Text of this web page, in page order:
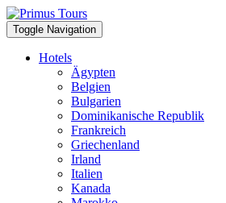
Toggle Navigation
Hotels
Ägypten
Belgien
Bulgarien
Dominikanische Republik
Frankreich
Griechenland
Irland
Italien
Kanada